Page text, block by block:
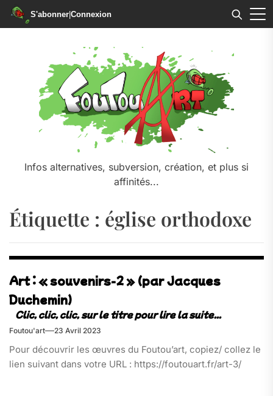
S'abonner|Connexion
Infos alternatives, subversion, création, et plus si
affinités...
Étiquette : église orthodoxe
Art : « souvenirs-2 » (par Jacques
Duchemin)
Foutou'art 23 Avril 2023
Pour découvrir les œuvres du Foutou’art, copiez/ collez le
lien suivant dans votre URL : https://foutouart.fr/art-3/